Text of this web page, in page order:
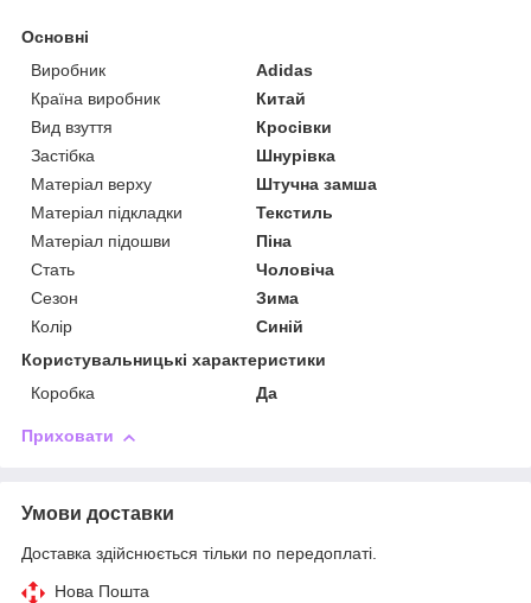
Основні
Виробник
Adidas
Країна виробник
Китай
Вид взуття
Кросівки
Застібка
Шнурівка
Матеріал верху
Штучна замша
Матеріал підкладки
Текстиль
Матеріал підошви
Піна
Стать
Чоловіча
Сезон
Зима
Колір
Синій
Користувальницькі характеристики
Коробка
Да
Приховати
Умови доставки
Доставка здійснюється тільки по передоплаті.
Нова Пошта